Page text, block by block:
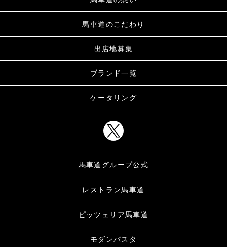
馬車道のこだわり
出店地募集
ブランド一覧
ケータリング
馬車道グループ公式
レストラン馬車道
ピッツェリア馬車道
モダンパスタ